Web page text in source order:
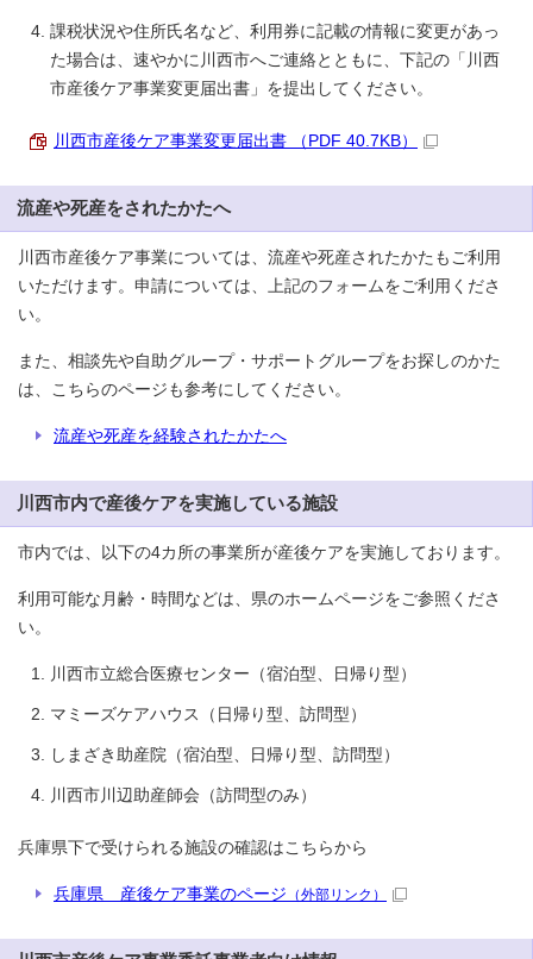
課税状況や住所氏名など、利用券に記載の情報に変更があっ
た場合は、速やかに川西市へご連絡とともに、下記の「川西
市産後ケア事業変更届出書」を提出してください。
川西市産後ケア事業変更届出書 （PDF 40.7KB）
流産や死産をされたかたへ
川西市産後ケア事業については、流産や死産されたかたもご利用
いただけます。申請については、上記のフォームをご利用くださ
い。
また、相談先や自助グループ・サポートグループをお探しのかた
は、こちらのページも参考にしてください。
流産や死産を経験されたかたへ
川西市内で産後ケアを実施している施設
市内では、以下の4カ所の事業所が産後ケアを実施しております。
利用可能な月齢・時間などは、県のホームページをご参照くださ
い。
川西市立総合医療センター（宿泊型、日帰り型）
マミーズケアハウス（日帰り型、訪問型）
しまざき助産院（宿泊型、日帰り型、訪問型）
川西市川辺助産師会（訪問型のみ）
兵庫県下で受けられる施設の確認はこちらから
兵庫県 産後ケア事業のページ （外部リンク）